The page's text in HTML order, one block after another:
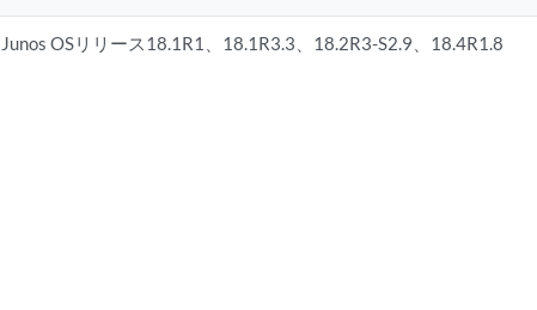
Junos OSリリース18.1R1、18.1R3.3、18.2R3-S2.9、18.4R1.8